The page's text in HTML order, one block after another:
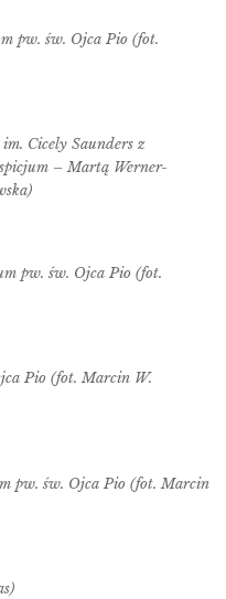
pw. św. Ojca Pio (fot.
Cicely Saunders z
– Martą Werner-
pw. św. Ojca Pio (fot.
Pio (fot. Marcin W.
pw. św. Ojca Pio (fot. Marcin